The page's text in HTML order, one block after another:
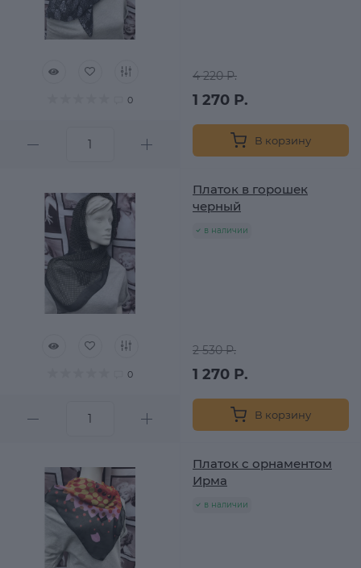
0
4 220 Р.
1 270 Р.
В корзину
0
Платок в горошек
черный
в наличии
2 530 Р.
1 270 Р.
В корзину
Платок с орнаментом
Ирма
в наличии